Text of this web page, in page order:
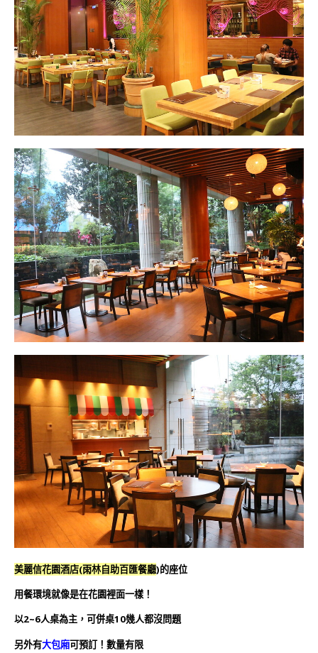
美麗信花園酒店(雨林自助百匯餐廳)的座位
用餐環境就像是在花園裡面一樣！
以2~6人桌為主，可併桌10幾人都沒問題
另外有大包廂可預訂！數量有限